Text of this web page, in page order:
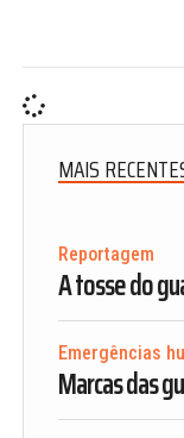
MAIS
Reportagem
A tosse do
Emergências
Marcas das